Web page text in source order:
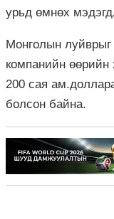
урьд өмнөх
Монголын
компанийн өөрийн
200 сая
болсон байна.